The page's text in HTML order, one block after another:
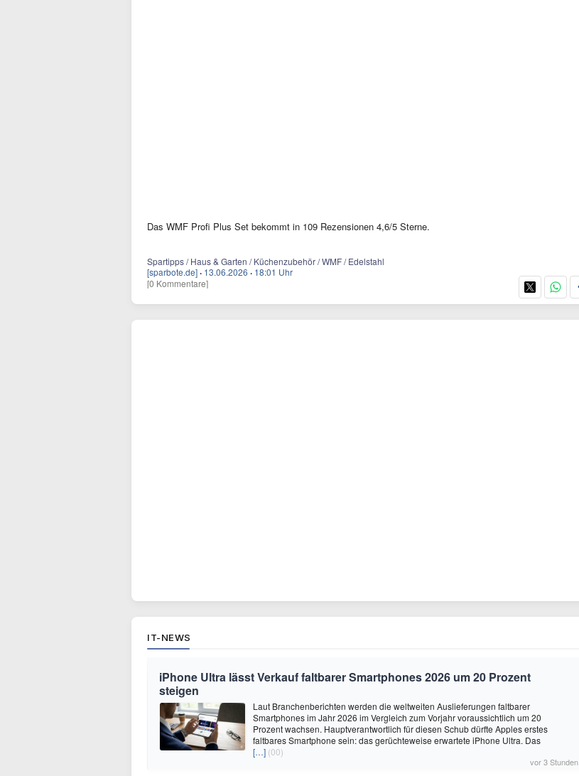
Das WMF Profi Plus Set bekommt in 109 Rezensionen 4,6/5 Sterne.
Spartipps / Haus & Garten / Küchenzubehör / WMF / Edelstahl
[sparbote.de] · 13.06.2026 · 18:01 Uhr
[0 Kommentare]
IT-NEWS
iPhone Ultra lässt Verkauf faltbarer Smartphones 2026 um 20 Prozent
steigen
Laut Branchenberichten werden die weltweiten Auslieferungen faltbarer
Smartphones im Jahr 2026 im Vergleich zum Vorjahr voraussichtlich um 20
Prozent wachsen. Hauptverantwortlich für diesen Schub dürfte Apples erstes
faltbares Smartphone sein: das gerüchteweise erwartete iPhone Ultra. Das
[…] (00)
vor 3 Stunden